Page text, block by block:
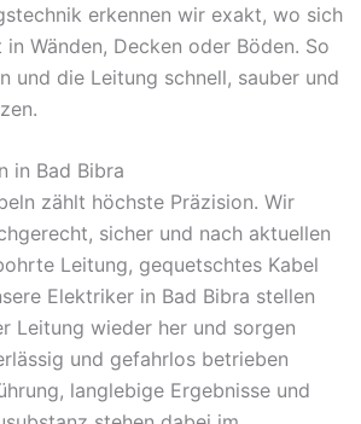
erkennen wir exakt, wo sich
Wänden, Decken oder Böden. So
und die Leitung schnell, sauber und
in Bad Bibra
zählt höchste Präzision. Wir
sicher und nach aktuellen
Leitung, gequetschtes Kabel
Elektriker in Bad Bibra stellen
Leitung wieder her und sorgen
und gefahrlos betrieben
langlebige Ergebnisse und